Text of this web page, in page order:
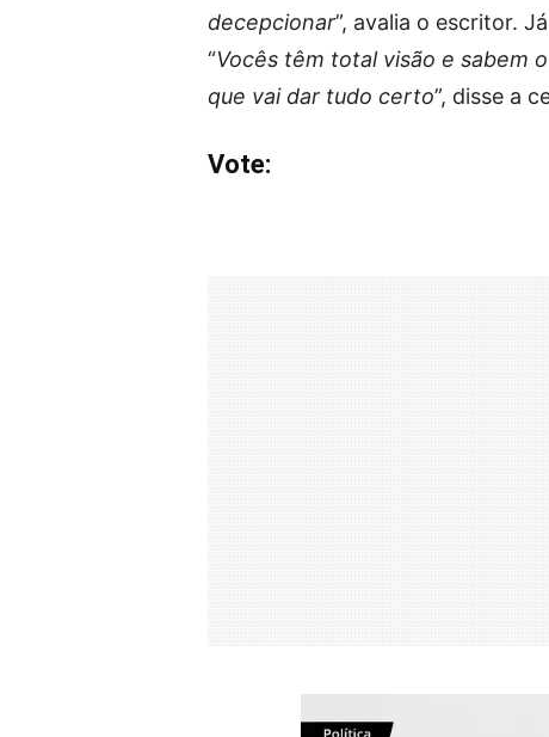
decepcionar”, avalia o escritor. Já
“Vocês têm total visão e sabem
que vai dar tudo certo”, disse a
Vote: